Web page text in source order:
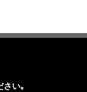
さい｡